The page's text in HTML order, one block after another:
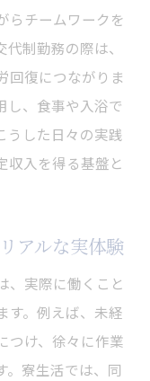
らチームワークを
制勤務の際は、
回復につながりま
し、食事や入浴で
うした日々の実践
収入を得る基盤と
アルな実体験
、実際に働くこと
す。例えば、未経
つけ、徐々に作業
。寮生活では、同